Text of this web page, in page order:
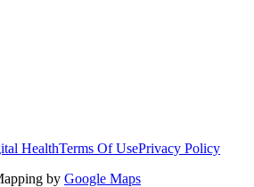
HealthTerms Of UsePrivacy Policy
by Google Maps